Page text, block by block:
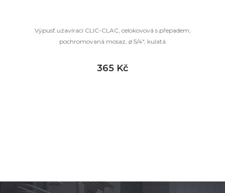
Výpusť uzavírací CLIC-CLAC, celokovová s přepadem,
pochromovaná mosaz, ø 5/4", kulatá
365 Kč